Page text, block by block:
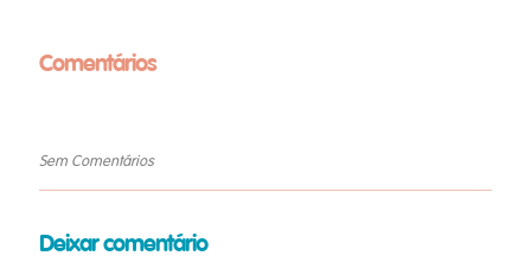
Comentários
Sem Comentários
Deixar comentário